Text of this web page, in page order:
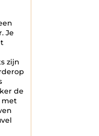
Je
zijn
de
met